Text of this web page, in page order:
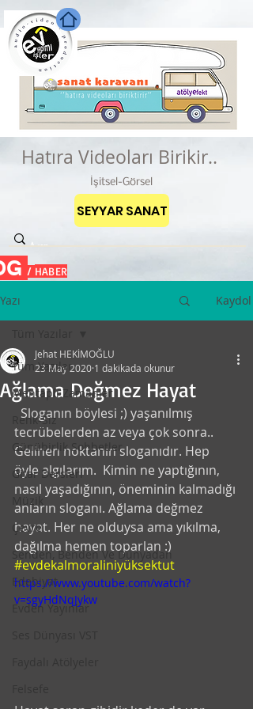
Hatıra Videoları Birikir..
İşitsel-Görsel
SEYYAR SANAT
/ HABER
Yazı Kaydol
Tüm Yazılar
Mehtaplı Zamanlar
Renk-Siz
Günübirlik Sohbetler
Gitar Dersleri
Müzik
Çevre
Senden, Benden Ve Dünyadan
Edebiyat
Evden Yayınlar
Ağlama Değmez Hayat
Jehat HEKİMOĞLU
23 May 2020 1 dakikada okunur
tecrübelerden az veya çok sonra..
Gelinen noktanın sloganıdır. Hep
öyle algılarım.  Kimin ne yaptığının,
nasıl yaşadığının, öneminin kalmadığı
anların sloganı. Ağlama değmez
hayat. Her ne olduysa ama yıkılma,
dağılma hemen toparlan :)
#evdekalmoraliniyüksektut
https://www.youtube.com/watch?
v=sgyHdNqJykw